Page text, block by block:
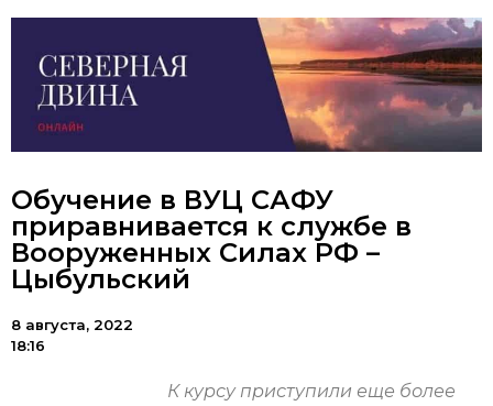
Обучение в ВУЦ САФУ
приравнивается к службе в
Вооруженных Силах РФ –
Цыбульский
8 августа, 2022
18:16
К курсу приступили еще более